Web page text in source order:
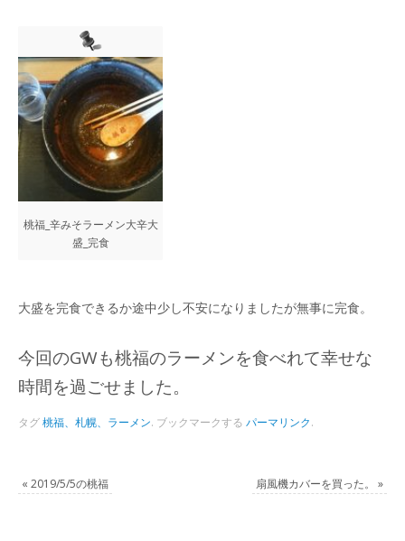
桃福_辛みそラーメン大辛大
盛_完食
大盛を完食できるか途中少し不安になりましたが無事に完食。
今回のGWも桃福のラーメンを食べれて幸せな
時間を過ごせました。
タグ桃福、札幌、ラーメン. ブックマークするパーマリンク.
« 2019/5/5の桃福 扇風機カバーを買った。 »